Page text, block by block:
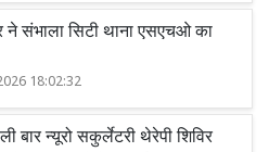
ने संभाला सिटी थाना एसएचओ का
18:02:32
बार न्यूरो सकुर्लेटरी थेरेपी शिविर